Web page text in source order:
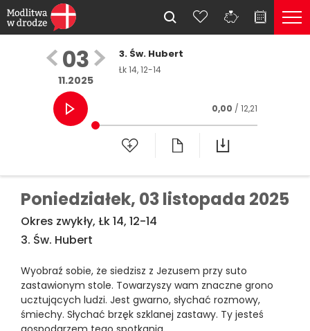
03
11.2025
3. Św. Hubert
Łk 14, 12-14
0,00 / 12,21
Poniedziałek, 03 listopada 2025
Okres zwykły, Łk 14, 12-14
3. Św. Hubert
Wyobraź sobie, że siedzisz z Jezusem przy suto
zastawionym stole. Towarzyszy wam znaczne grono
ucztujących ludzi. Jest gwarno, słychać rozmowy,
śmiechy. Słychać brzęk szklanej zastawy. Ty jesteś